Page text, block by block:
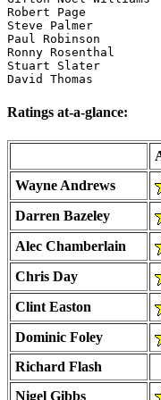
Robert Page
Steve Palmer
Paul Robinson
Ronny
Stuart Slater
Ratings at-a-glance:
Wayne Andrews
Darren Bazeley
Alec Chamberlain
Chris Day
Clint Easton
Dominic Foley
Richard Flash
Nigel Gibbs